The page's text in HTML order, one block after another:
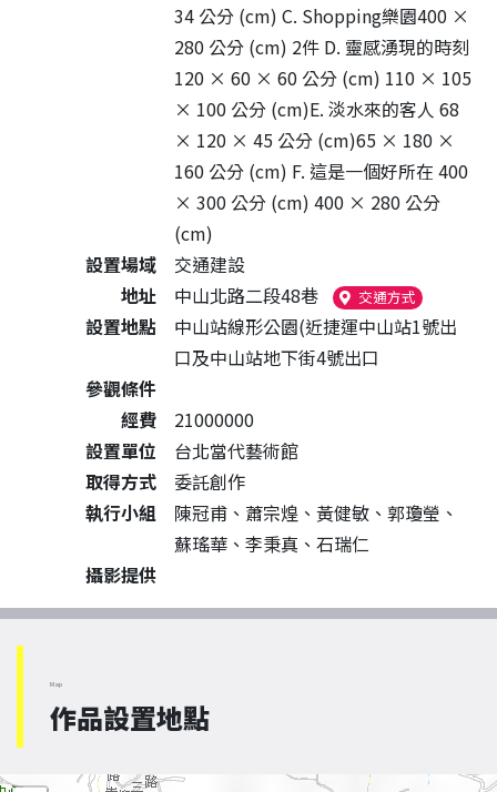
34 公分 (cm) C. Shopping樂園400 ×
280 公分 (cm) 2件 D. 靈感湧現的時刻
120 × 60 × 60 公分 (cm) 110 × 105
× 100 公分 (cm)E. 淡水來的客人 68
× 120 × 45 公分 (cm)65 × 180 ×
160 公分 (cm) F. 這是一個好所在 400
× 300 公分 (cm) 400 × 280 公分
(cm)
設置場域
交通建設
地址
中山北路二段48巷 交通方式（另開新視
設置地點
中山站線形公園(近捷運中山站1號出
口及中山站地下街4號出口
參觀條件
經費
21000000
設置單位
台北當代藝術館
取得方式
委託創作
執行小組
陳冠甫、蕭宗煌、黃健敏、郭瓊瑩、
蘇瑤華、李秉真、石瑞仁
攝影提供
Map
作品設置地點